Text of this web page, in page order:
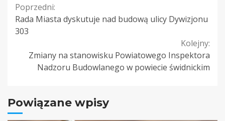
Continue
Reading
Poprzedni:
Rada Miasta dyskutuje nad budową ulicy Dywizjonu
303
Kolejny:
Zmiany na stanowisku Powiatowego Inspektora
Nadzoru Budowlanego w powiecie świdnickim
Powiązane wpisy